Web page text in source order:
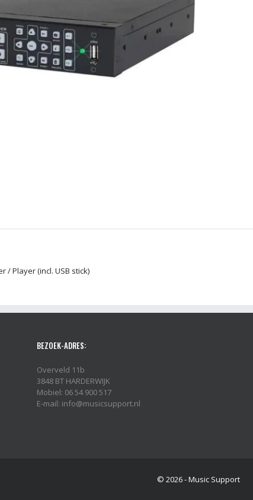
/ Player (incl. USB stick)
BEZOEK-ADRES:
Overveld 11b
3848 BT HARDERWIJK
Mobiel: 06 54 900 517
E-mail: info@musicsupport.nl
© 2026 - Music Support